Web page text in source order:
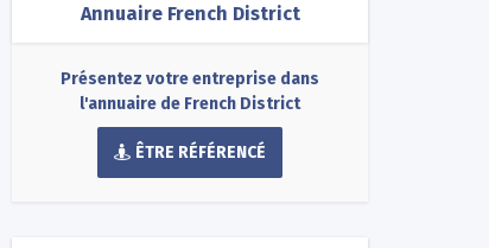
Annuaire French District
Présentez votre entreprise dans
l'annuaire de French District
ÊTRE RÉFÉRENCÉ